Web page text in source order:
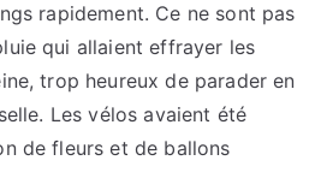
rapidement. Ce ne sont pas
qui allaient effrayer les
trop heureux de parader en
Les vélos avaient été
de fleurs et de ballons